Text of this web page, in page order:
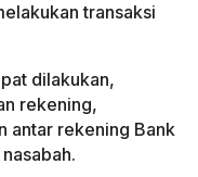
transaksi
dilakukan,
rekening,
antar rekening Bank